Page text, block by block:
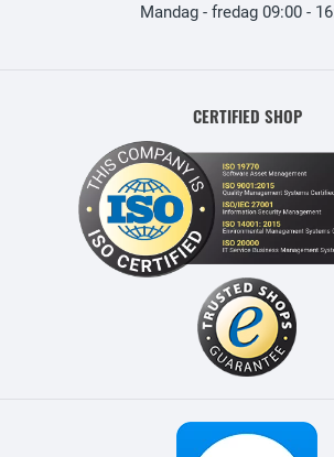
Mandag - fredag 09:00 -
CERTIFIED SHOP